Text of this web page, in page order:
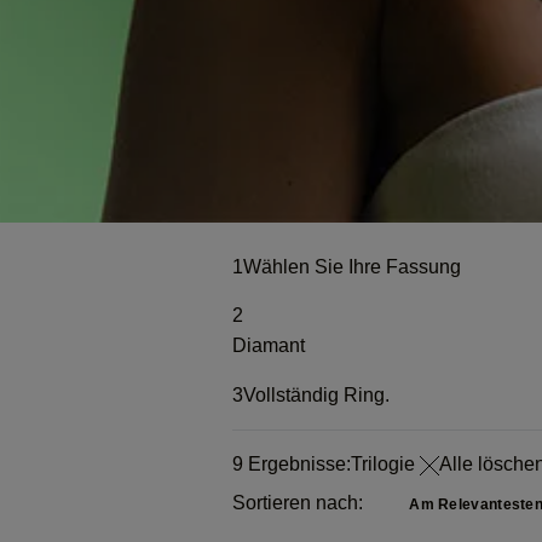
1Wählen Sie Ihre Fassung
2
Diamant
3Vollständig Ring.
9 Ergebnisse:Trilogie
Alle
Sortieren nach: